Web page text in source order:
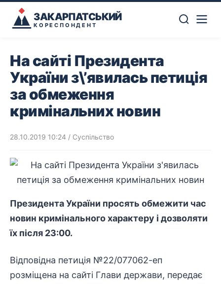
ЗАКАРПАТСЬКИЙ
КОРЕСПОНДЕНТ
На сайті Президента
України з\’явилась петиція
за обмеження
кримінальних новин
28.10.2019 10:24 / Суспільство
Президента України просять обмежити час
новин кримінального характеру і дозволяти
їх після 23:00.
Відповідна петиція №22/077062-еп
розміщена на сайті Глави держави, передає